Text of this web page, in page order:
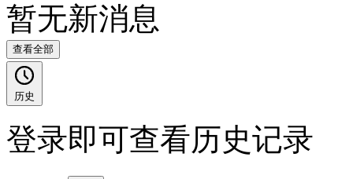
暂无新消息
查看全部
历史
登录即可查看历史记录